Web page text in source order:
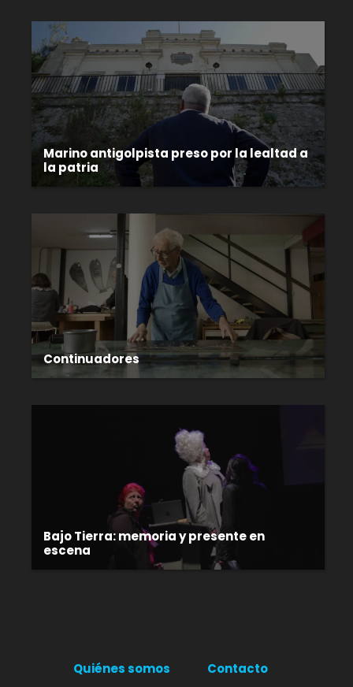
Marino antigolpista preso por la lealtad a
la patria
Continuadores
Bajo Tierra: memoria y presente en
escena
Quiénes somos Contacto